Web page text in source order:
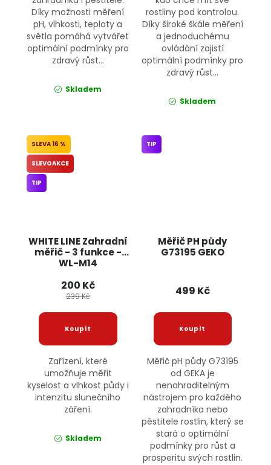
Díky možnosti měření
pH, vlhkosti, teploty a
světla pomáhá vytvářet
optimální podmínky pro
zdravý růst...
Skladem
rostliny pod kontrolou.
Díky široké škále měření
a jednoduchému
ovládání zajistí
optimální podmínky pro
zdravý růst...
Skladem
WHITE LINE Zahradní
měřič - 3 funkce -
WL-M14
16 %
SLEVOAKCE
TIP
200 Kč
239 Kč
Zařízení, které
umožňuje měřit
kyselost a vlhkost půdy i
intenzitu slunečního
záření.
Skladem
Měřič PH půdy
G73195 GEKO
TIP
499 Kč
Měřič pH půdy G73195
od GEKA je
nenahraditelným
nástrojem pro každého
zahradníka nebo
pěstitele rostlin, který se
stará o optimální
podmínky pro růst a
prosperitu svých rostlin.